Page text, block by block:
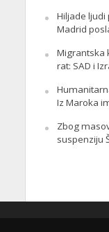
Hiljade ljudi
Madrid
Migrantska
rat: SAD i
Iz Maroka
Zbog
suspenziju